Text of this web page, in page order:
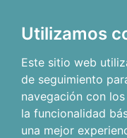
Utilizamos
Este sitio web
de seguimiento
navegación con
la funcionalidad
una mejor